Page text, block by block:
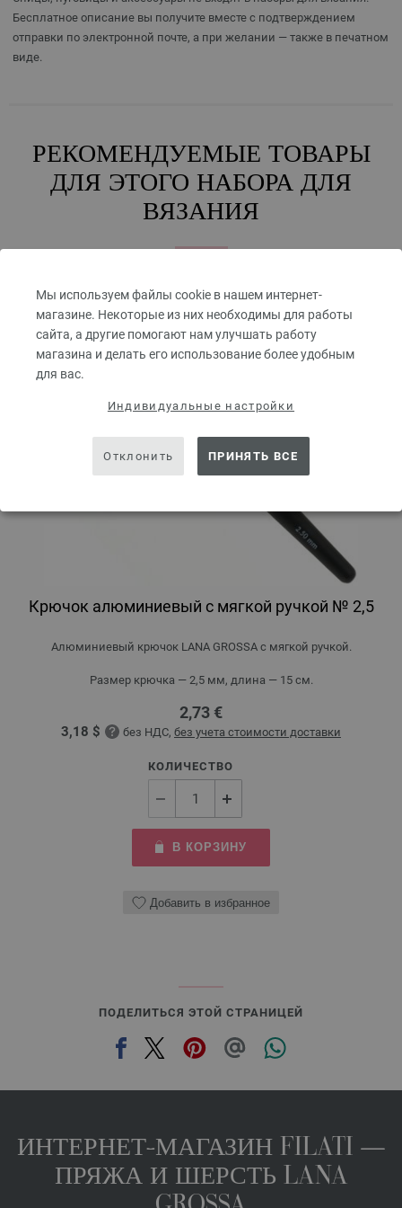
Мы используем файлы cookie в нашем интернет-
магазине. Некоторые из них необходимы для работы
сайта, а другие помогают нам улучшать работу
магазина и делать его использование более удобным
для вас.
Индивидуальные настройки
Отклонить ПРИНЯТЬ ВСЕ
Бесплатное описание вы получите вместе с подтверждением
отправки по электронной почте, а при желании — также в печатном
виде.
РЕКОМЕНДУЕМЫЕ ТОВАРЫ
ДЛЯ ЭТОГО НАБОРА ДЛЯ
ВЯЗАНИЯ
Крючок алюминиевый с мягкой ручкой № 2,5
Алюминиевый крючок LANA GROSSA с мягкой ручкой.
Размер крючка — 2,5 мм, длина — 15 см.
2,73 €
3,18 $ без НДС, без учета стоимости доставки
КОЛИЧЕСТВО
В КОРЗИНУ
Добавить в избранное
ПОДЕЛИТЬСЯ ЭТОЙ СТРАНИЦЕЙ
ИНТЕРНЕТ-МАГАЗИН FILATI —
ПРЯЖА И ШЕРСТЬ LANA